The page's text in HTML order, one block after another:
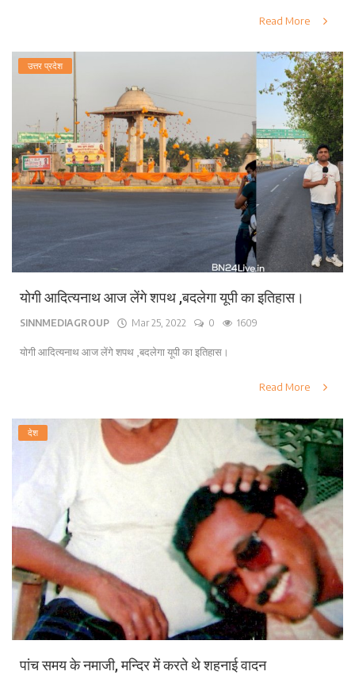
Read More
उत्तर प्रदेश
योगी आदित्यनाथ आज लेंगे शपथ ,बदलेगा यूपी का इतिहास।
SINNMEDIAGROUP Mar 25, 2022 0 1609
योगी आदित्यनाथ आज लेंगे शपथ ,बदलेगा यूपी का इतिहास।
Read More
देश
पांच समय के नमाजी, मन्दिर में करते थे शहनाई वादन